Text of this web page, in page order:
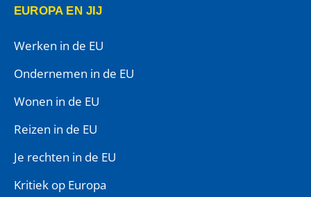
EUROPA EN JIJ
Werken in de EU
Ondernemen in de EU
Wonen in de EU
Reizen in de EU
Je rechten in de EU
Kritiek op Europa